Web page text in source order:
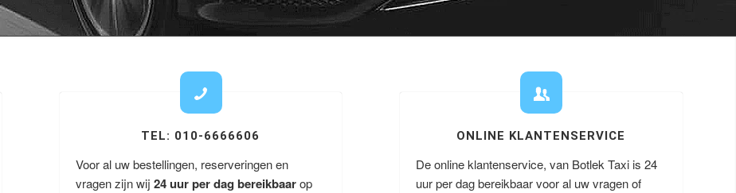
TEL: 010-6666606
Voor al uw bestellingen, reserveringen en
vragen zijn wij 24 uur per dag bereikbaarop
ONLINE KLANTENSERVICE
De online klantenservice, van Botlek Taxi is 24
uur per dag bereikbaar voor al uw vragen of